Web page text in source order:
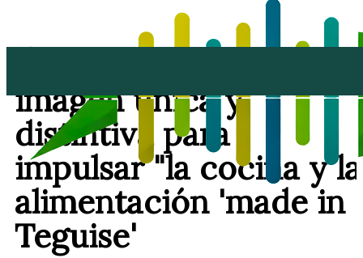
imagen única y
distintiva para
impulsar "la cocina y la
alimentación 'made in
Teguise'